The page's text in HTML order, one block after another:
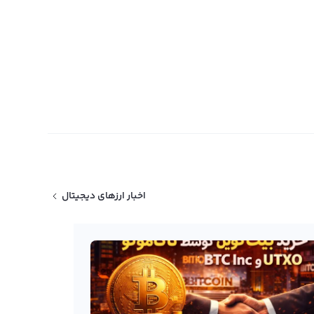
اخبار ارزهای دیجیتال